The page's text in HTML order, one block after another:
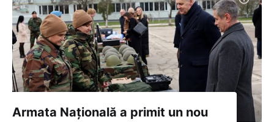
Armata Națională a primit un nou